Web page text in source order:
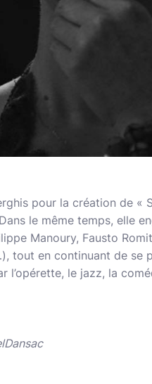
pour la création de
le même temps, elle
Manoury, Fausto
tout en continuant de se
l’opérette, le jazz, la